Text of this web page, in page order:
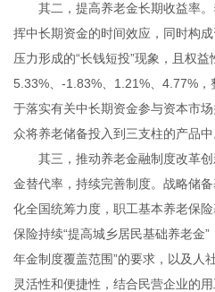
其二，提高养老金长期收益率。
挥中长期资金的时间效应，同时构
压力形成的“长钱短投”现象，且权
5.33%、-1.83%、1.21%、4.77%
于落实有关中长期资金参与资本市
众将养老储备投入到三支柱的产品中
其三，推动养老金融制度改革创
金替代率，持续完善制度。战略储
化全国统筹力度，职工基本养老保
保险持续“提高城乡居民基础养老金
年金制度覆盖范围”的要求，以及人
灵活性和便捷性，结合民营企业的